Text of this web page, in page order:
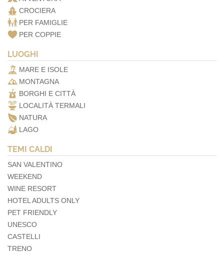
CROCIERA
PER FAMIGLIE
PER COPPIE
LUOGHI
MARE E ISOLE
MONTAGNA
BORGHI E CITTÀ
LOCALITÀ TERMALI
NATURA
LAGO
TEMI CALDI
SAN VALENTINO
WEEKEND
WINE RESORT
HOTEL ADULTS ONLY
PET FRIENDLY
UNESCO
CASTELLI
TRENO